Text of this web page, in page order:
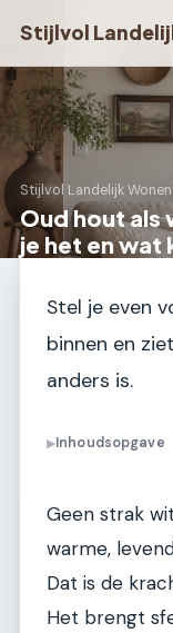
Stijlvol
Stijlvol Landelijk Wonen
Oud hout als
je het en wat
Stel je even
binnen en
anders is.
▶Inhoudsopgave
Geen strak
warme,
Dat is de
Het brengt